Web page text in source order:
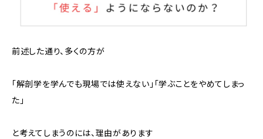
前述した通り、多くの方が
「解剖学を学んでも現場では使えない」「学ぶことをやめてしまっ
た」
と考えてしまうのには、理由があります